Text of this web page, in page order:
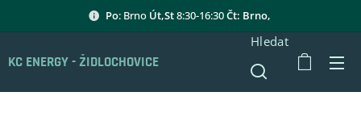
Po: Brno Út,St8:30-16:30Čt: Brno,
KC ENERGY - ŽIDLOCHOVICE
Hledat